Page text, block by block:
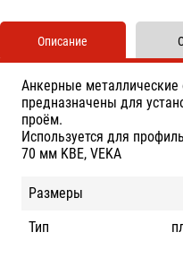
Описание
Анкерные
предназначены для
проём.
Используется для
70 мм KBE, VEKA
Размеры
Тип